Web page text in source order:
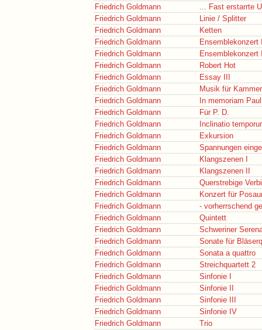
Friedrich Goldmann
... Fast erstarrte
Friedrich Goldmann
Linie / Splitter
Friedrich Goldmann
Ketten
Friedrich Goldmann
Ensemblekonzert
Friedrich Goldmann
Ensemblekonzert
Friedrich Goldmann
Robert Hot
Friedrich Goldmann
Essay III
Friedrich Goldmann
Musik für
Friedrich Goldmann
In memoriam
Friedrich Goldmann
Für P. D.
Friedrich Goldmann
Inclinatio
Friedrich Goldmann
Exkursion
Friedrich Goldmann
Spannungen
Friedrich Goldmann
Klangszenen I
Friedrich Goldmann
Klangszenen II
Friedrich Goldmann
Querstrebige
Friedrich Goldmann
Konzert für
Friedrich Goldmann
- vorherrschend
Friedrich Goldmann
Quintett
Friedrich Goldmann
Schweriner
Friedrich Goldmann
Sonate für
Friedrich Goldmann
Sonata a quattro
Friedrich Goldmann
Streichquartett 2
Friedrich Goldmann
Sinfonie I
Friedrich Goldmann
Sinfonie II
Friedrich Goldmann
Sinfonie III
Friedrich Goldmann
Sinfonie IV
Friedrich Goldmann
Trio